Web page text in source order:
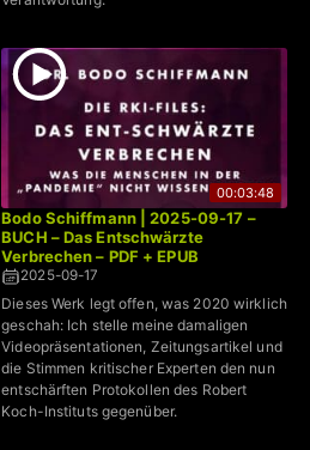
00:03:48
Bodo Schiffmann | 2025-09-17 –
BUCH – Das Entschwärzte
Verbrechen – PDF + EPUB
2025-09-17
Dieses Werk legt offen, was 2020 wirklich
geschah: Ich stelle meine damaligen
Videopräsentationen, Zeitungsartikel und
die Stimmen kritischer Experten den nun
entschärften Protokollen des Robert
Koch-Instituts gegenüber.